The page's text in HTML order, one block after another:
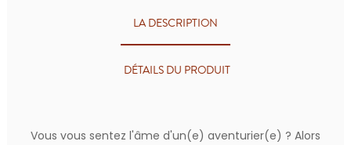
LA DESCRIPTION
DÉTAILS DU PRODUIT
Vous vous sentez l'âme d'un(e) aventurier(e) ? Alors